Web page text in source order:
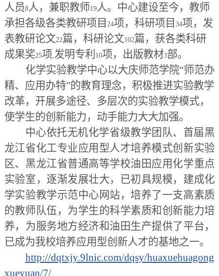
人员8人，兼职教师19人。中心建设至今，教师
承担各级各类教研项目 24项，科研项目 34项，发
表教研论文22篇，科研论文102篇，获各类科研
成果奖25项 发明专利 10项，出版教材3部。
化学实验教学中心以大庆师范学院“师范办
精、应用办特”的教育理念，积极推进实验教学
改革，开展多途径、多层次的实验教学模式，
使学生的创新能力，动手能力大大加强。
中心依托无机化学省级教学团队、首届黑
龙江省化工专业应用型人才培养模式创新实验
区、黑龙江省普通高等学校油田应用化学重点
实验室，逐渐发展壮大，已初具规模，建成化
学实验教学示范中心网站，培养了一支高素质
的教师队伍，为学生的科学素质和创新能力培
养，为服务地方经济和油田生产提供了平台，
已成为我校培养应用型创新人才的基地之一。
http://dqtxjy.9lnic.com/dqsy/huaxuehuagong
xueyuan/7/